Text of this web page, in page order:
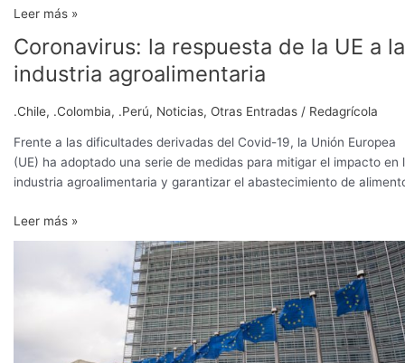
Leer más »
Coronavirus: la respuesta de la UE a la
industria agroalimentaria
.Chile, .Colombia, .Perú, Noticias, Otras Entradas / Redagrícola
Frente a las dificultades derivadas del Covid-19, la Unión Europea
(UE) ha adoptado una serie de medidas para mitigar el impacto en
industria agroalimentaria y garantizar el abastecimiento de
Coronavirus:
la
respuesta
UE
a
la
agroalimentaria
Leer más »